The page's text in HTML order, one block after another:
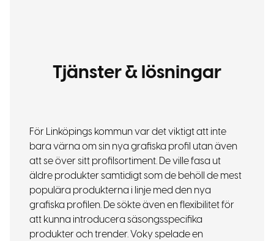
Tjänster & lösningar
För Linköpings kommun var det viktigt att inte
bara värna om sin nya grafiska profil utan även
att se över sitt profilsortiment. De ville fasa ut
äldre produkter samtidigt som de behöll de mest
populära produkterna i linje med den nya
grafiska profilen. De sökte även en flexibilitet för
att kunna introducera säsongsspecifika
produkter och trender. Voky spelade en